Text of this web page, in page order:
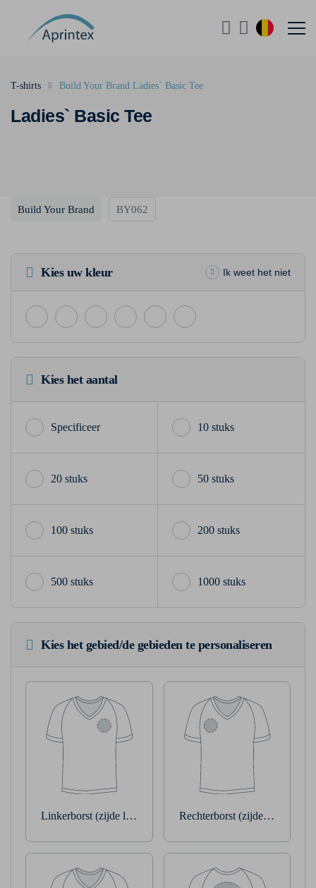
Ladies` Basic Tee
T-shirts Build Your Brand Ladies` Basic Tee
Build Your Brand BY062
Kies uw kleur Ik weet het niet
Kies het aantal
10 stuks
20 stuks 50 stuks
100 stuks 200 stuks
500 stuks 1000 stuks
Kies het gebied/de gebieden te personaliseren
Linkerborst (zijde linkerarm) Rechterborst (zijde